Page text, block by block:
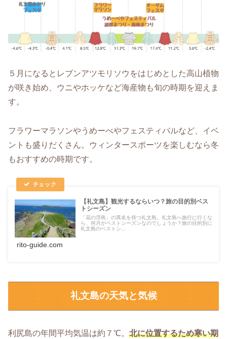
５月になるとレブンアツモリソウをはじめとした高山植物
が咲き始め、ウニやホッケなど海産物も旬の時期を迎えま
す。
フラワーマラソンやうめーべやフェスティバルなど、イベ
ントも盛りだくさん。ウィンタースポーツを楽しむなら冬
もおすすめの時期です。
【礼文島】観光するならいつ？旅の目的別ベス
トシーズン
「花の浮島」の異名を持つ礼文島。礼文島へ旅行に行くな
ら、何月がベストシーズンなのでしょうか？旅の目的別に
礼文島のベストシ...
rito-guide.com
礼文島の天気と気候
利尻島の年間平均気温は約７℃。 北に位置するため寒い期